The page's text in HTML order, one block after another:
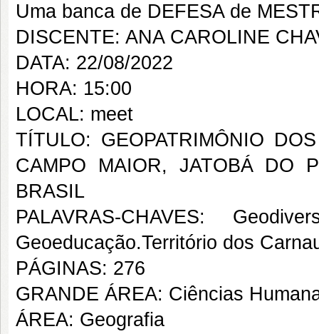
Uma banca de DEFESA de
DISCENTE: ANA CAROLINE
DATA: 22/08/2022
HORA: 15:00
LOCAL: meet
TÍTULO: GEOPATRIMÔNIO
CAMPO MAIOR, JATOBÁ DO
BRASIL
PALAVRAS-CHAVES:
Geoeducação.Território dos
PÁGINAS: 276
GRANDE ÁREA: Ciências
ÁREA: Geografia